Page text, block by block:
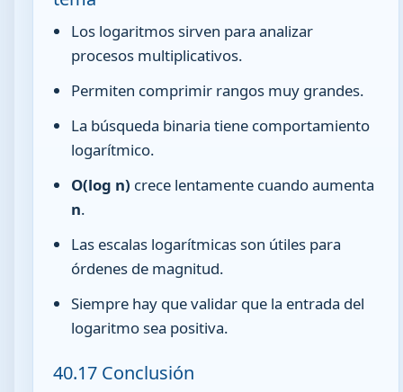
Los logaritmos sirven para analizar
procesos multiplicativos.
Permiten comprimir rangos muy grandes.
La búsqueda binaria tiene comportamiento
logarítmico.
O(log n) crece lentamente cuando aumenta
n.
Las escalas logarítmicas son útiles para
órdenes de magnitud.
Siempre hay que validar que la entrada del
logaritmo sea positiva.
40.17 Conclusión